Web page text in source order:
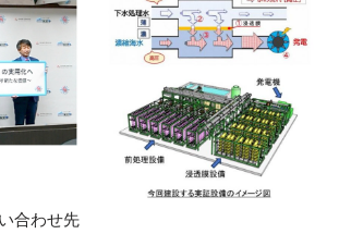
合わせ先